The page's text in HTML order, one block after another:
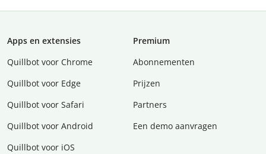
Apps en extensies
Quillbot voor Chrome
Quillbot voor Edge
Quillbot voor Safari
Quillbot voor Android
Quillbot voor iOS
Premium
Abonnementen
Prijzen
Partners
Een demo aanvragen